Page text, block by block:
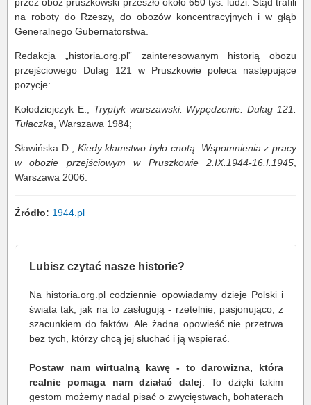
na roboty do Rzeszy, do obozów koncentracyjnych i w głąb
Generalnego Gubernatorstwa.
Redakcja „historia.org.pl” zainteresowanym historią obozu
przejściowego Dulag 121 w Pruszkowie poleca następujące
pozycje:
Kołodziejczyk E., Tryptyk warszawski. Wypędzenie. Dulag 121.
Tułaczka , Warszawa 1984;
Sławińska D., Kiedy kłamstwo było cnotą. Wspomnienia z pracy
w obozie przejściowym w Pruszkowie 2.IX.1944-16.I.1945
Warszawa 2006.
Źródło: 1944.pl
Lubisz czytać nasze historie?
Na historia.org.pl codziennie opowiadamy dzieje Polski i
świata tak, jak na to zasługują - rzetelnie, pasjonująco, z
szacunkiem do faktów. Ale żadna opowieść nie przetrwa
bez tych, którzy chcą jej słuchać i ją wspierać.
Postaw nam wirtualną kawę - to darowizna, która
realnie pomaga nam działać dalej . To dzięki takim
gestom możemy nadal pisać o zwycięstwach, bohaterach